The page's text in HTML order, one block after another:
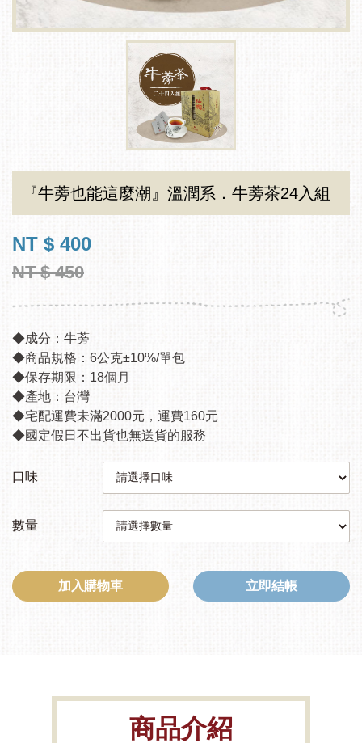
『牛蒡也能這麼潮』溫潤系．牛蒡茶24入組
NT $ 400
NT $ 450
◆成分：牛蒡
◆商品規格：6公克±10%/單包
◆保存期限：18個月
◆產地：台灣
◆宅配運費未滿2000元，運費160元
◆國定假日不出貨也無送貨的服務
口味
數量
加入購物車 立即結帳
商品介紹